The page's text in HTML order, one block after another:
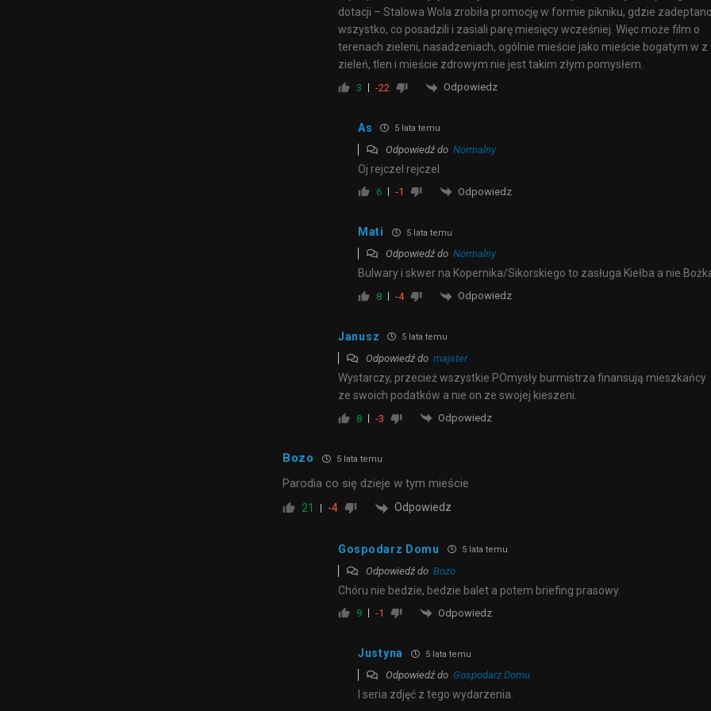
dotacji – Stalowa Wola zrobiła promocję w formie pikniku, gdzie
wszystko, co posadzili i zasiali parę miesięcy wcześniej. Więc może film o
terenach zieleni, nasadzeniach, ogólnie mieście jako mieście bogatym w z
zieleń, tlen i mieście zdrowym nie jest takim złym pomysłem.
3 -22 Odpowiedz
As 5 lata temu
Odpowiedź do Normalny
Oj rejczel rejczel
6 -1 Odpowiedz
Mati 5 lata temu
Odpowiedź do Normalny
Bulwary i skwer na Kopernika/Sikorskiego to zasługa Kiełba a nie
8 -4 Odpowiedz
Janusz 5 lata temu
Odpowiedź do majster
Wystarczy, przecież wszystkie POmysły burmistrza finansują mieszkańcy
ze swoich podatków a nie on ze swojej kieszeni.
8 -3 Odpowiedz
Bozo 5 lata temu
Parodia co się dzieje w tym mieście
21 -4 Odpowiedz
Gospodarz Domu 5 lata temu
Odpowiedź do Bozo
Chóru nie bedzie, bedzie balet a potem briefing prasowy.
9 -1 Odpowiedz
Justyna 5 lata temu
Odpowiedź do Gospodarz Domu
I seria zdjęć z tego wydarzenia.